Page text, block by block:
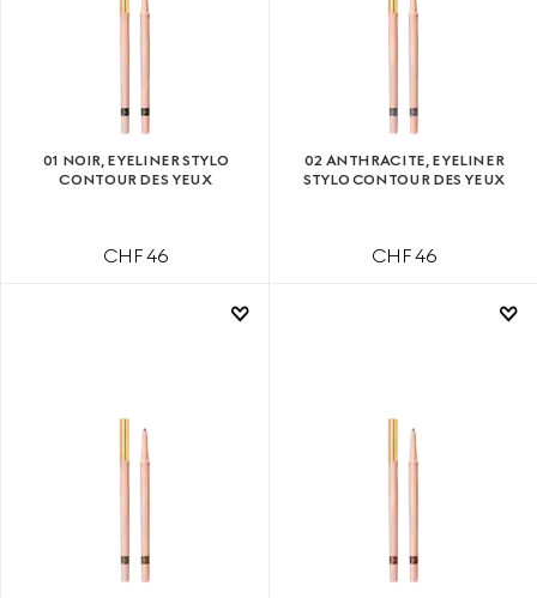
01 NOIR, EYELINER STYLO
CONTOUR DES YEUX
CHF 46
02 ANTHRACITE, EYELINER
STYLO CONTOUR DES YEUX
CHF 46